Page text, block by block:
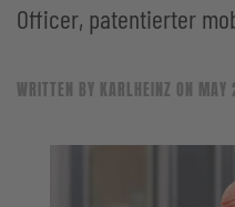
Officer, patentierter
WRITTEN BY KARLHEINZ ON